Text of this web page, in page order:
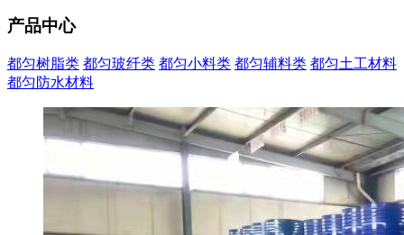
产品中心
都匀树脂类 都匀玻纤类 都匀小料类 都匀辅料类 都匀土工材料
都匀防水材料